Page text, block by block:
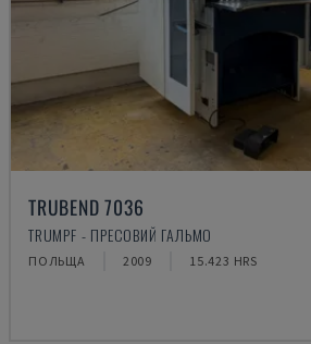
TRUBEND 7036
TRUMPF - ПРЕСОВИЙ ГАЛЬМО
ПОЛЬЩА 2009 15.423 HRS